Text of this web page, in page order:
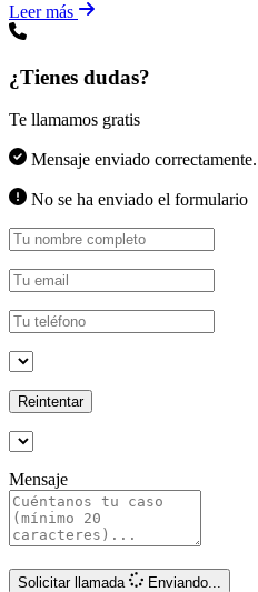
Leer más
¿Tienes dudas?
Te llamamos gratis
Mensaje enviado correctamente.
No se ha enviado el formulario
Reintentar
Mensaje
Solicitar llamada Enviando...